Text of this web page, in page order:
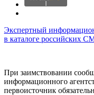
Экспертный
в каталоге российских
При заимствовании
информационного
первоисточник